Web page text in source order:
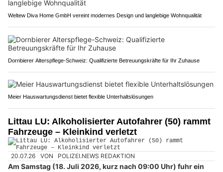
Weltew Diva Home GmbH vereint modernes Design und langlebige Wohnqualität
Dornbierer Alterspflege-Schweiz: Qualifizierte Betreuungskräfte für Ihr Zuhause
Meier Hauswartungsdienst bietet flexible Unterhaltslösungen
Littau LU: Alkoholisierter Autofahrer (50) rammt
Fahrzeuge – Kleinkind verletzt
20.07.26 VON POLIZEI.NEWS REDAKTION
Am Samstag (18. Juli 2026, kurz nach 09:00 Uhr) fuhr ein